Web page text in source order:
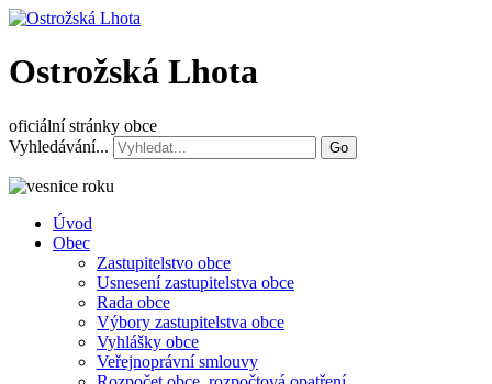
Ostrožská Lhota
oficiální stránky obce
Vyhledávání...
Go
Úvod
Obec
Zastupitelstvo obce
Usnesení zastupitelstva obce
Rada obce
Výbory zastupitelstva obce
Vyhlášky obce
Veřejnoprávní smlouvy